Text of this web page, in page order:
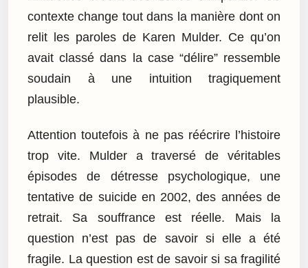
contexte change tout dans la manière dont on
relit les paroles de Karen Mulder. Ce qu’on
avait classé dans la case “délire” ressemble
soudain à une intuition tragiquement
plausible.
Attention toutefois à ne pas réécrire l’histoire
trop vite. Mulder a traversé de véritables
épisodes de détresse psychologique, une
tentative de suicide en 2002, des années de
retrait. Sa souffrance est réelle. Mais la
question n’est pas de savoir si elle a été
fragile. La question est de savoir si sa fragilité